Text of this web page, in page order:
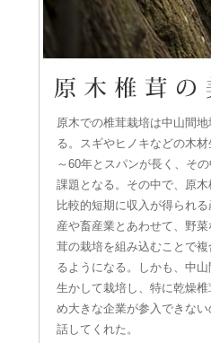
原木での椎茸栽培は中山間
る。スギやヒノキなどの木
～60年とスパンが長く、そ
課題となる。その中で、原
比較的短期に収入が得られ
産や畜産業とあわせて、野
茸の栽培を組み込むことで
るようになる。しかも、中
生かして栽培し、特に乾燥
め大きな企業が参入できな
話してくれた。